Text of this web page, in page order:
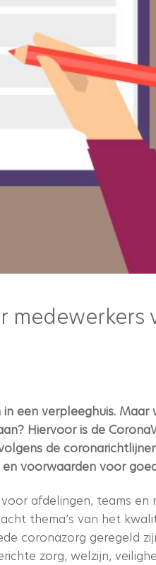
een verpleeghuis. Maar
Hiervoor is de
de
voorwaarden voor
afdelingen, teams en
thema’s van het
coronazorg geregeld
zorg, welzijn,